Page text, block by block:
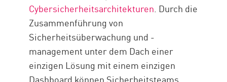
Cybersicherheitsarchitekturen. Durch die
Zusammenführung von
Sicherheitsüberwachung und -
management unter dem Dach einer
einzigen Lösung mit einem einzigen
Dashboard können Sicherheitsteams